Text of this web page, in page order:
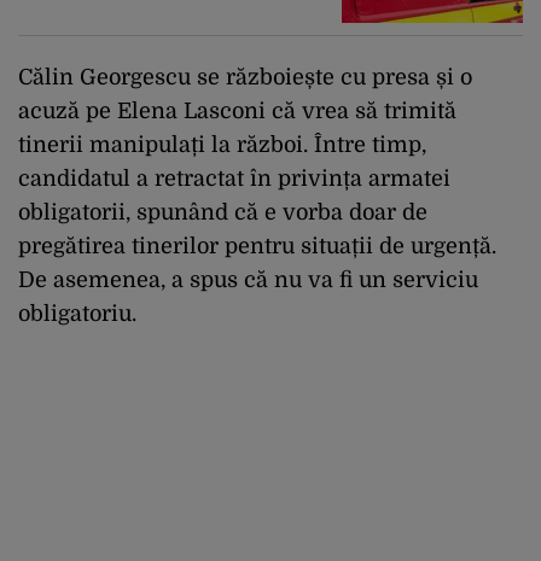
Călin Georgescu se războiește cu presa și o
acuză pe Elena Lasconi că vrea să trimită
tinerii manipulați la război. Între timp,
candidatul a retractat în privința armatei
obligatorii, spunând că e vorba doar de
pregătirea tinerilor pentru situații de urgență.
De asemenea, a spus că nu va fi un serviciu
obligatoriu.